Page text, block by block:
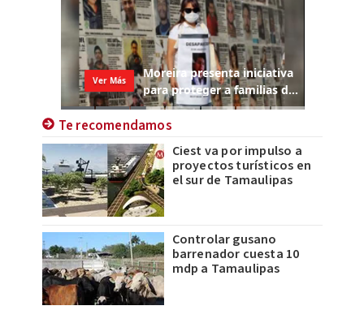
Te recomendamos
Ciest va por impulso a
proyectos turísticos en
el sur de Tamaulipas
Controlar gusano
barrenador cuesta 10
mdp a Tamaulipas